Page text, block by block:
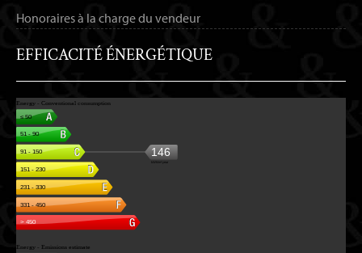
Honoraires à la charge du vendeur
EFFICACITÉ ÉNERGÉTIQUE